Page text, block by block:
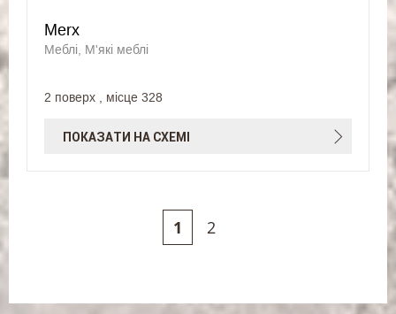
Merx
Меблі, М'які меблі
2 поверх , місце 328
ПОКАЗАТИ НА СХЕМІ
1 2